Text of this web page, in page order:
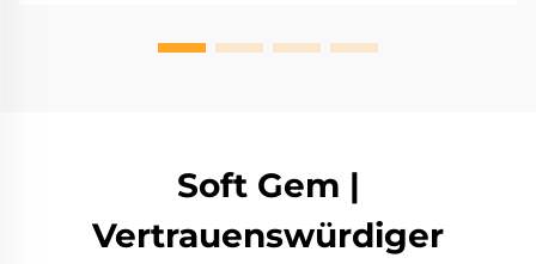
Soft Gem |
Vertrauenswürdiger